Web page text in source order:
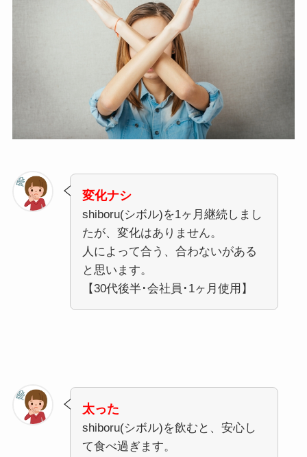
変化ナシ
shiboru(シボル)を1ヶ月継続しまし
たが、変化はありません。
人によって合う、合わないがある
と思います。
【30代後半･会社員･1ヶ月使用】
太った
shiboru(シボル)を飲むと、安心し
て食べ過ぎます。